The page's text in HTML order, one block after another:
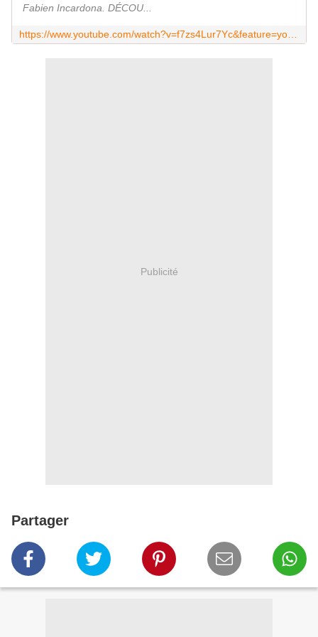
Fabien Incardona. DÉCOU...
Publicité
Partager